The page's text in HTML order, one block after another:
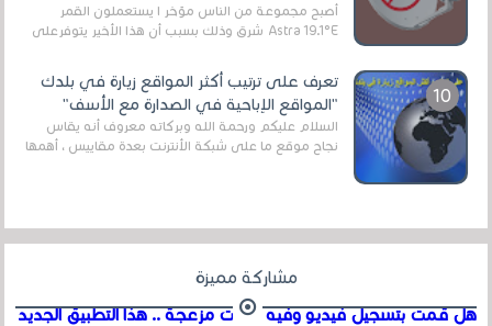
أصبح مجموعة من الناس مؤخر ا يستعملون القمر
Astra 19.1°E شرق وذلك بسبب أن هذا الأخير يتوفرعلى
تعرف على ترتيب أكثر المواقع زيارة في بلدك
"المواقع الإباحية في الصدارة مع الأسف"
السلام عليكم ورحمة الله وبركاته معروف أنه يقاس
نجاح موقع ما على شبكة الأنترنت بعدة مقاييس ، أهمها
مشاركة مميزة
هل قمت بتسجيل فيديو وفيه أصوت مزعجة .. هذا التطبيق الجديد